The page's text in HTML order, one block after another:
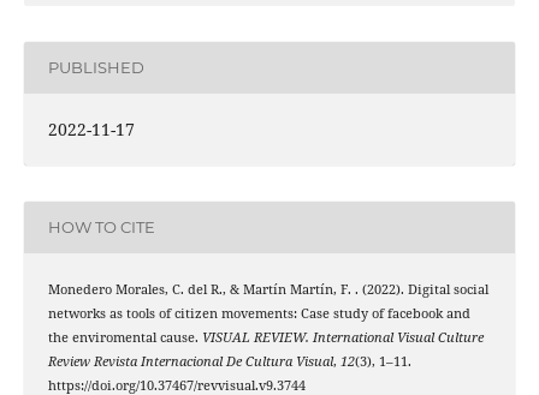
PUBLISHED
2022-11-17
HOW TO CITE
Monedero Morales, C. del R., & Martín Martín, F. . (2022). Digital social
networks as tools of citizen movements: Case study of facebook and
the enviromental cause. VISUAL REVIEW. International Visual Culture
Review Revista Internacional De Cultura Visual, 12(3), 1–11.
https://doi.org/10.37467/revvisual.v9.3744